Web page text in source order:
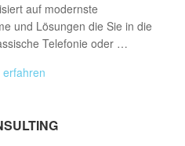
auf modernste
und Lösungen die Sie in die
Telefonie oder …
erfahren